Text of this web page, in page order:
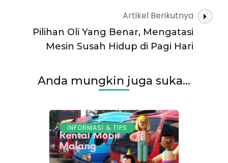
Artikel Berikutnya
Pilihan Oli Yang Benar, Mengatasi
Mesin Susah Hidup di Pagi Hari
Anda mungkin juga suka...
INFORMASI & TIPS